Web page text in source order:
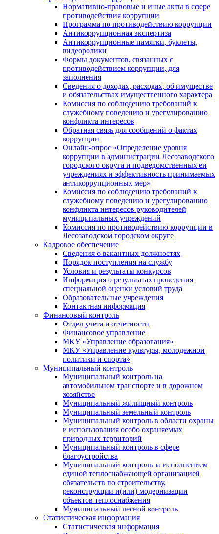
Нормативно-правовые и иные акты в сфере
противодействия коррупции
Программа по противодействию коррупции
Антикоррупционная экспертиза
Антикоррупционные памятки, буклеты,
видеоролики
Формы документов, связанных с
противодействием коррупции, для
заполнения
Сведения о доходах, расходах, об имуществе
и обязательствах имущественного характера
Комиссия по соблюдению требований к
служебному поведению и урегулированию
конфликта интересов
Обратная связь для сообщений о фактах
коррупции
Онлайн-опрос «Определение уровня
коррупции в администрации Лесозаводского
городского округа и подведомственных ей
учреждениях и эффективность принимаемых
антикоррупционных мер»
Комиссия по соблюдению требований к
служебному поведению и урегулированию
конфликта интересов руководителей
муниципальных учреждений
Комиссия по противодействию коррупции в
Лесозаводском городском округе
Кадровое обеспечение
Сведения о вакантных должностях
Порядок поступления на службу
Условия и результаты конкурсов
Информация о результатах проведения
специальной оценки условий труда
Образовательные учреждения
Контактная информация
Финансовый контроль
Отдел учета и отчетности
Финансовое управление
МКУ «Управление образования»
МКУ «Управление культуры, молодежной
политики и спорта»
Муниципальный контроль
Муниципальный контроль на
автомобильном транспорте и в дорожном
хозяйстве
Муниципальный жилищный контроль
Муниципальный земельный контроль
Муниципальный контроль в области охраны
и использования особо охраняемых
природных территорий
Муниципальный контроль в сфере
благоустройства
Муниципальный контроль за исполнением
единой теплоснабжающей организацией
обязательств по строительству,
реконструкции и(или) модернизации
объектов теплоснабжения
Муниципальный лесной контроль
Статистическая информация
Статистическая информация